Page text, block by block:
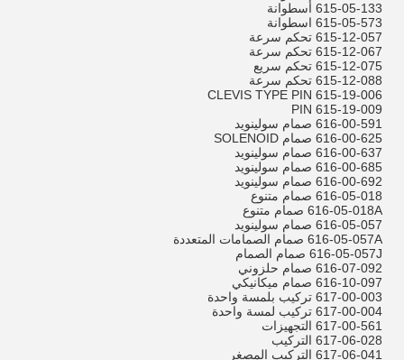
615-05-133 أسطوانة
615-05-573 اسطوانة
615-12-057 تحكم سرعة
615-12-067 تحكم سرعة
615-12-075 تحكم سريع
615-12-088 تحكم سرعة
615-19-006 CLEVIS TYPE PIN
615-19-009 PIN
616-00-591 صمام سولينويد
616-00-625 صمام SOLENOID
616-00-637 صمام سولينويد
616-00-685 صمام سولينويد
616-00-692 صمام سولينويد
616-05-018 صمام متنوع
616-05-018A صمام متنوع
616-05-057 صمام سولينويد
616-05-057A صمام الصمامات المتعددة
616-05-057J صمام الصمام
616-07-092 صمام حلزوني
616-10-097 صمام ميكانيكي
617-00-003 تركيب بلمسة واحدة
617-00-004 تركيب لمسة واحدة
617-00-561 التجهيزات
617-06-028 التركيب
617-06-041 التركيب المصغر